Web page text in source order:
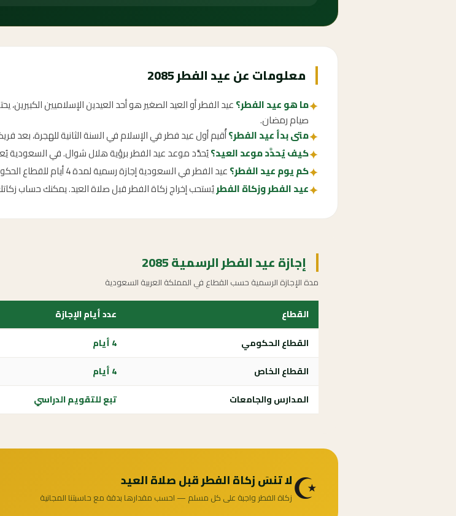
معلومات عن عيد الفطر 2085
✦ما هو عيد الفطر؟عيد الفطر أو العيد الصغير هو أحد العيدين الإسلاميين
صيام رمضان.
✦متى بدأ عيد الفطر؟أُقيم أول عيد فطر في الإسلام في السنة الثانية للهجرة، بعد
✦كيف يُحدَّد موعد العيد؟يُحدَّد موعد عيد الفطر برؤية هلال شوال. في السعودية
✦كم يوم عيد الفطر؟عيد الفطر في السعودية إجازة رسمية لمدة 4 أيام للقطاع الحكومي، تبدأ من أول شوال.
✦عيد الفطر وزكاة الفطريُستحب إخراج زكاة الفطر قبل صلاة العيد. يمكنك حساب
إجازة عيد الفطر الرسمية 2085
مدة الإجازة الرسمية حسب القطاع في المملكة العربية السعودية
القطاع عدد أيام الإجازة
القطاع الحكومي
4 أيام
القطاع الخاص
4 أيام
المدارس والجامعات
تبع للتقويم الدراسي
☪️لا تنسَ زكاة الفطر قبل صلاة العيد
زكاة الفطر واجبة على كل مسلم — احسب مقدارها بدقة مع حاسبتنا المجانية